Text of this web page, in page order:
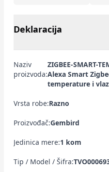
Deklaracija
Naziv
proizvoda:
ZIGBEE-SMART-
Alexa Smart
temperature i
Vrsta robe:Razno
Proizvođač:Gembird
Jedinica mere:1 kom
Tip / Model / Šifra: